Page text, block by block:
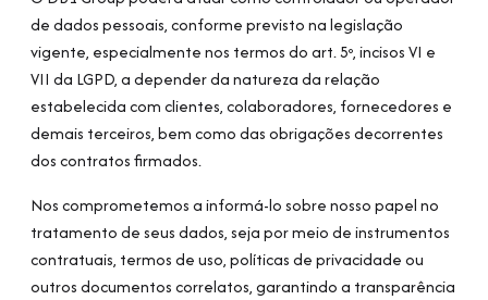
de dados pessoais, conforme previsto na legislação
vigente, especialmente nos termos do art. 5º, incisos VI e
VII da LGPD, a depender da natureza da relação
estabelecida com clientes, colaboradores, fornecedores e
demais terceiros, bem como das obrigações decorrentes
dos contratos firmados.
Nos comprometemos a informá-lo sobre nosso papel no
tratamento de seus dados, seja por meio de instrumentos
contratuais, termos de uso, políticas de privacidade ou
outros documentos correlatos, garantindo a transparência